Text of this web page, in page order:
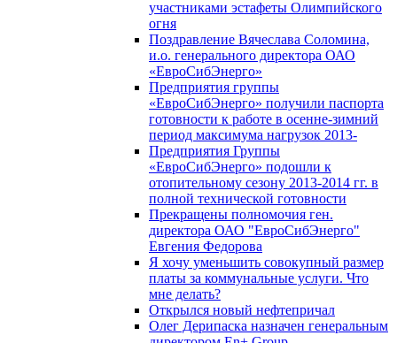
участниками эстафеты Олимпийского
огня
Поздравление Вячеслава Соломина,
и.о. генерального директора ОАО
«ЕвроСибЭнерго»
Предприятия группы
«ЕвроСибЭнерго» получили паспорта
готовности к работе в осенне-зимний
период максимума нагрузок 2013-
Предприятия Группы
«ЕвроСибЭнерго» подошли к
отопительному сезону 2013-2014 гг. в
полной технической готовности
Прекращены полномочия ген.
директора ОАО "ЕвроСибЭнерго"
Евгения Федорова
Я хочу уменьшить совокупный размер
платы за коммунальные услуги. Что
мне делать?
Открылся новый нефтепричал
Олег Дерипаска назначен генеральным